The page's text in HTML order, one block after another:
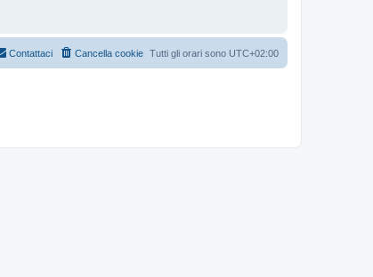
Tutti gli orari sono UTC+02:00
Cancella cookie
Contattaci